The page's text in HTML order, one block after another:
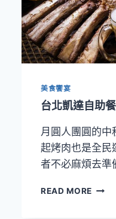
美食饗宴
台北凱達自助
月圓人團圓的
起烤肉也是全民
者不必麻煩去
READ MORE